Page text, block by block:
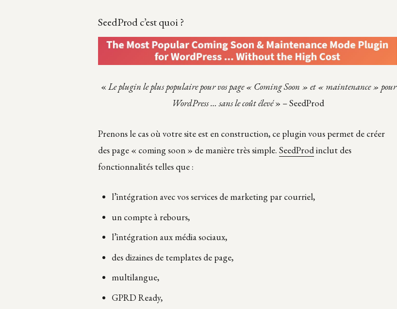
SeedProd c’est quoi ?
«Le plugin le plus populaire pour vos page « Coming Soon » et « maintenance » pour
WordPress … sans le coût élevé» – SeedProd
Prenons le cas où votre site est en construction, ce plugin vous permet de créer
des page « coming soon » de manière très simple. SeedProdinclut des
fonctionnalités telles que :
l’intégration avec vos services de marketing par courriel,
un compte à rebours,
l’intégration aux média sociaux,
des dizaines de templates de page,
multilangue,
GPRD Ready,